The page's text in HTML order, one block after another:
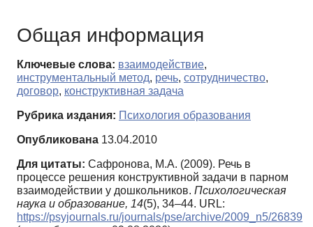
Общая информация
Ключевые слова: взаимодействие,
инструментальный метод, речь, сотрудничество,
договор, конструктивная задача
Рубрика издания: Психология образования
Опубликована 13.04.2010
Для цитаты: Сафронова, М.А. (2009). Речь в
процессе решения конструктивной задачи в парном
взаимодействии у дошкольников. Психологическая
наука и образование, 14(5), 34–44. URL:
https://psyjournals.ru/journals/pse/archive/2009_n5/26839